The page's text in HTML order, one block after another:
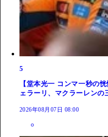
5
【堂本光一 コンマ一秒の
ェラーリ、マクラーレンの
2026年08月07日 08:00